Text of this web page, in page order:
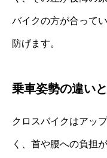
バイクの方が合って
防げます。
乗車姿勢の違い
クロスバイクはアッ
く、首や腰への負担